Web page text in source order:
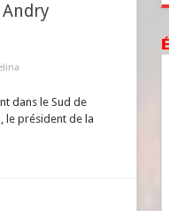
dans le Sud de
le président de la